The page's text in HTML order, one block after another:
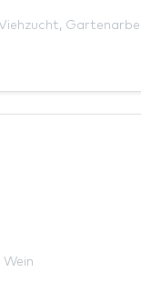
Viehzucht,
Wein